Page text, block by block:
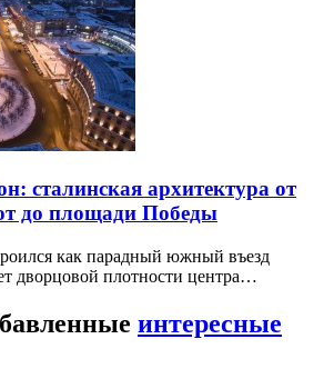
сталинская архитектура от
до площади Победы
как парадный южный въезд
дворцовой плотности центра…
интересные